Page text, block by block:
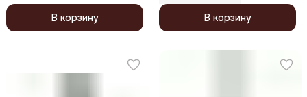
В корзину В корзину